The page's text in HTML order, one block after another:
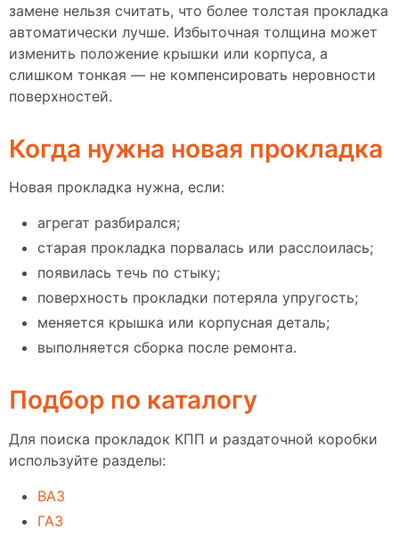
замене нельзя считать, что более толстая прокладка
автоматически лучше. Избыточная толщина может
изменить положение крышки или корпуса, а
слишком тонкая — не компенсировать неровности
поверхностей.
Когда нужна новая прокладка
Новая прокладка нужна, если:
агрегат разбирался;
старая прокладка порвалась или расслоилась;
появилась течь по стыку;
поверхность прокладки потеряла упругость;
меняется крышка или корпусная деталь;
выполняется сборка после ремонта.
Подбор по каталогу
Для поиска прокладок КПП и раздаточной коробки
используйте разделы:
ВАЗ
ГАЗ